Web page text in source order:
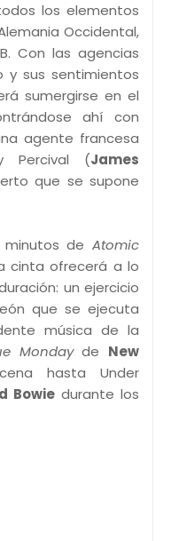
los elementos
Occidental,
Con las agencias
y sus sentimientos
sumergirse en el
ahí con
agente francesa
Percival (James
que se supone
de Atomic
cinta ofrecerá a lo
un ejercicio
que se ejecuta
música de la
Mondayde New
hasta Under
Bowie durante los